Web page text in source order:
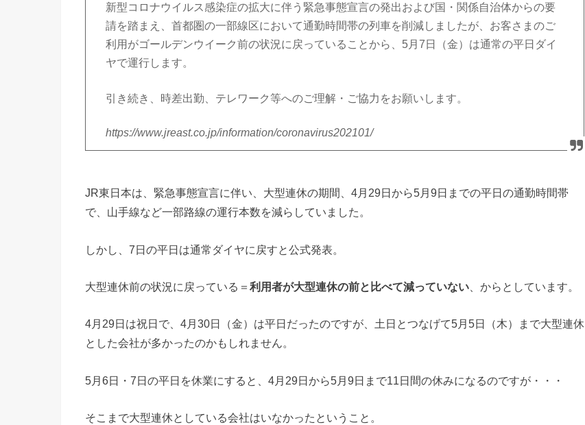
新型コロナウイルス感染症の拡大に伴う緊急事態宣言の発出および国・関係自治体からの要
請を踏まえ、首都圏の一部線区において通勤時間帯の列車を削減しましたが、お客さまのご
利用がゴールデンウイーク前の状況に戻っていることから、5月7日（金）は通常の平日ダイ
ヤで運行します。
引き続き、時差出勤、テレワーク等へのご理解・ご協力をお願いします。
https://www.jreast.co.jp/information/coronavirus202101/
JR東日本は、緊急事態宣言に伴い、大型連休の期間、4月29日から5月9日までの平日の通勤時間帯
で、山手線など一部路線の運行本数を減らしていました。
しかし、7日の平日は通常ダイヤに戻すと公式発表。
大型連休前の状況に戻っている＝ 利用者が大型連休の前と比べて減っていない 、からとしています。
4月29日は祝日で、4月30日（金）は平日だったのですが、土日とつなげて5月5日（木）まで大型連休
とした会社が多かったのかもしれません。
5月6日・7日の平日を休業にすると、4月29日から5月9日まで11日間の休みになるのですが・・・
そこまで大型連休としている会社はいなかったということ。